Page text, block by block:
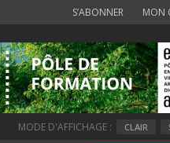
S’ABONNER MON
MODE D'AFFICHAGE : CLAIR